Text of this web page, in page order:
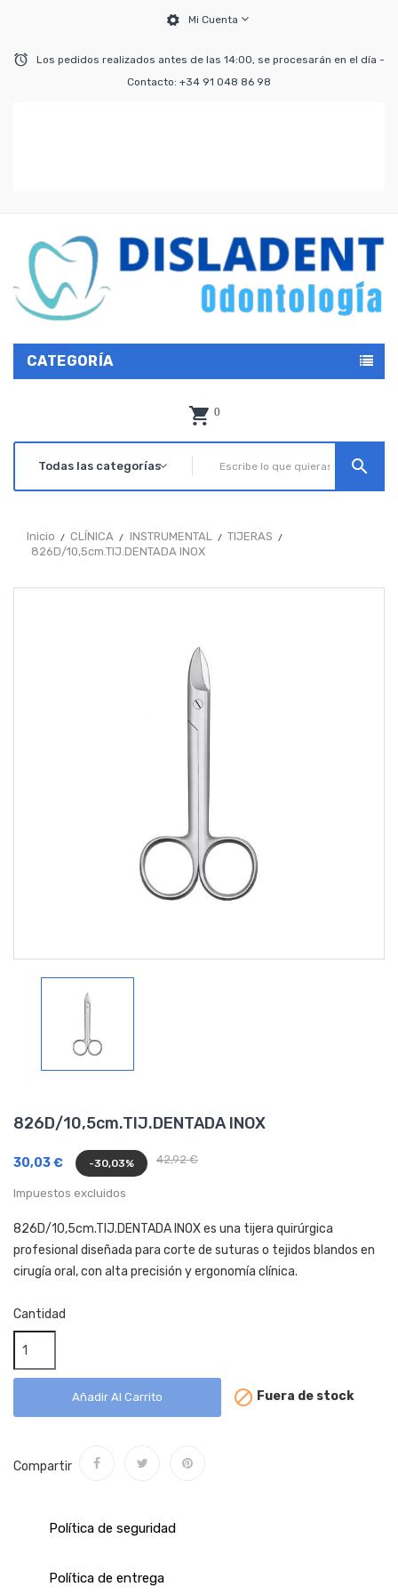
Mi Cuenta
Los pedidos realizados antes de las 14:00, se procesarán en el día -
Contacto: +34 91 048 86 98
CATEGORÍA
0
search
Inicio CLÍNICA INSTRUMENTAL
TIJERAS
826D/10,5cm.TIJ.DENTADA INOX
826D/10,5cm.TIJ.DENTADA INOX
42,92 €
30,03 € -30,03%
Impuestos excluidos
826D/10,5cm.TIJ.DENTADA INOX es una tijera quirúrgica
profesional diseñada para corte de suturas o tejidos blandos en
cirugía oral, con alta precisión y ergonomía clínica.
Cantidad
Añadir Al Carrito  Fuera de stock
Compartir
Política de seguridad
Política de entrega